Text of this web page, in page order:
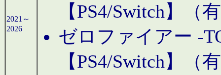
2021～
2026
【PS4/Switch】（
ゼロファイアー -
【PS4/Switch】（